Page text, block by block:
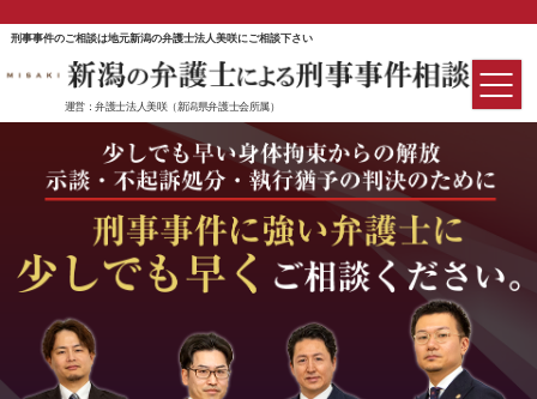
刑事事件のご相談は地元新潟の弁護士法人美咲にご相談下さい
運営：弁護士法人美咲（新潟県弁護士会所属）